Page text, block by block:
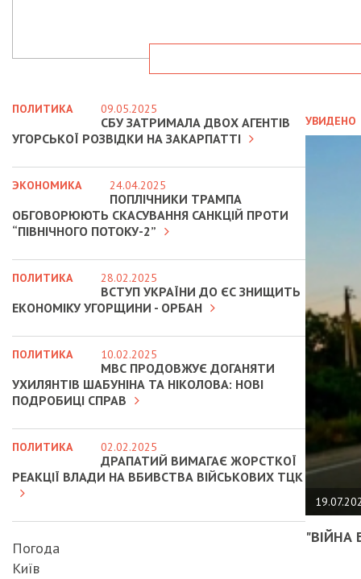
УВИДЕНО
"ВІЙНА
ПОЛИТИКА 09.05.2025
СБУ ЗАТРИМАЛА ДВОХ АГЕНТІВ
УГОРСЬКОЇ РОЗВІДКИ НА ЗАКАРПАТТІ
ЭКОНОМИКА 24.04.2025
ПОПЛІЧНИКИ ТРАМПА
ОБГОВОРЮЮТЬ СКАСУВАННЯ САНКЦІЙ ПРОТИ
“ПІВНІЧНОГО ПОТОКУ-2”
ПОЛИТИКА 28.02.2025
ВСТУП УКРАЇНИ ДО ЄС ЗНИЩИТЬ
ЕКОНОМІКУ УГОРЩИНИ - ОРБАН
ПОЛИТИКА 10.02.2025
МВС ПРОДОВЖУЄ ДОГАНЯТИ
УХИЛЯНТІВ ШАБУНІНА ТА НІКОЛОВА: НОВІ
ПОДРОБИЦІ СПРАВ
ПОЛИТИКА 02.02.2025
ДРАПАТИЙ ВИМАГАЄ ЖОРСТКОЇ
РЕАКЦІЇ ВЛАДИ НА ВБИВСТВА ВІЙСЬКОВИХ ТЦК
Погода
Київ